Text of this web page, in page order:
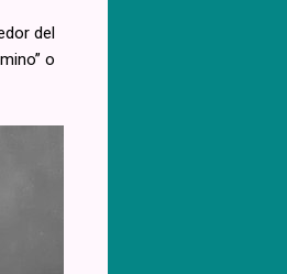
del
o